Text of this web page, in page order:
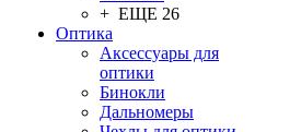
+ ЕЩЕ 26
Оптика
Аксессуары для
оптики
Бинокли
Дальномеры